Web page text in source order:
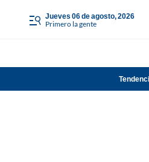
jueves 06 de agosto, 2026
Primero la gente